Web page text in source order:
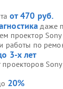
от 470 руб.
даже
проектор
работы по
3-х лет
Sony
20%